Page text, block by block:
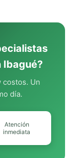
Ibagué?
costos. Un
día.
Atención
inmediata